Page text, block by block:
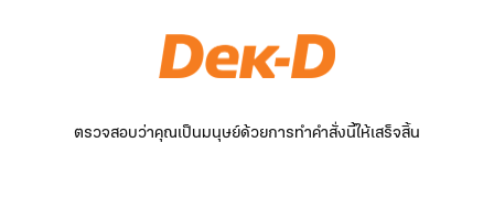
ตรวจสอบว่าคุณเป็นมนุษย์ด้วยการทำคำสั่งนี้ให้เสร็จสิ้น